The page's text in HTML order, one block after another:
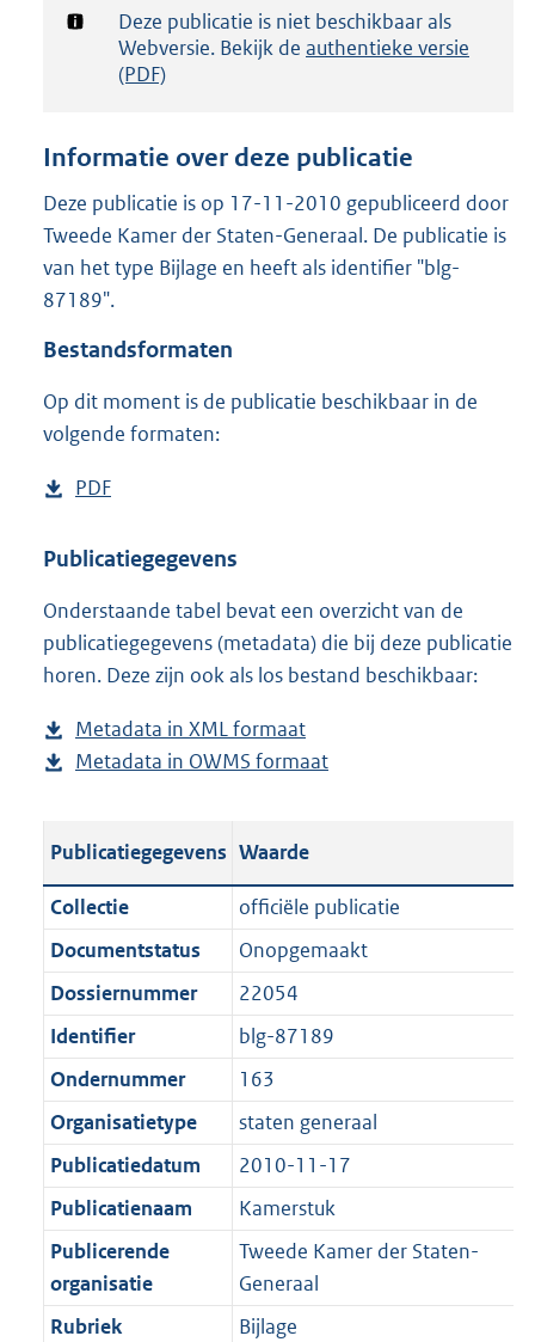
d
g
t
e
:
2
Notificatie:
Deze publicatie is niet beschikbaar als
Webversie. Bekijk de authentieke versie
(PDF)
Informatie over deze publicatie
Deze publicatie is op 17-11-2010 gepubliceerd door
Tweede Kamer der Staten-Generaal. De publicatie is
van het type Bijlage en heeft als identifier "blg-
87189".
Bestandsformaten
Op dit moment is de publicatie beschikbaar in de
volgende formaten:
D
w
l
o
a
p
u
l
c
t
i
e
n
f
o
r
m
a
a
t
PDF
s
a
n
d
g
r
o
t
:
2
5
b
Publicatiegegevens
Onderstaande tabel bevat een overzicht van de
publicatiegegevens (metadata) die bij deze publicatie
horen. Deze zijn ook als los bestand beschikbaar:
Metadata in XML formaat
e
a
n
d
s
r
o
t
t
e
:
1
K
b
Metadata in OWMS formaat
a
n
d
g
r
o
t
t
e
:
K
Publicatiegegevens Waarde
Collectie
officiële publicatie
Documentstatus
Onopgemaakt
Dossiernummer
22054
Identifier
blg-87189
Ondernummer
163
Organisatietype
staten generaal
Publicatiedatum
2010-11-17
Publicatienaam
Kamerstuk
Publicerende
organisatie
Tweede Kamer der Staten-
Generaal
Rubriek
Bijlage